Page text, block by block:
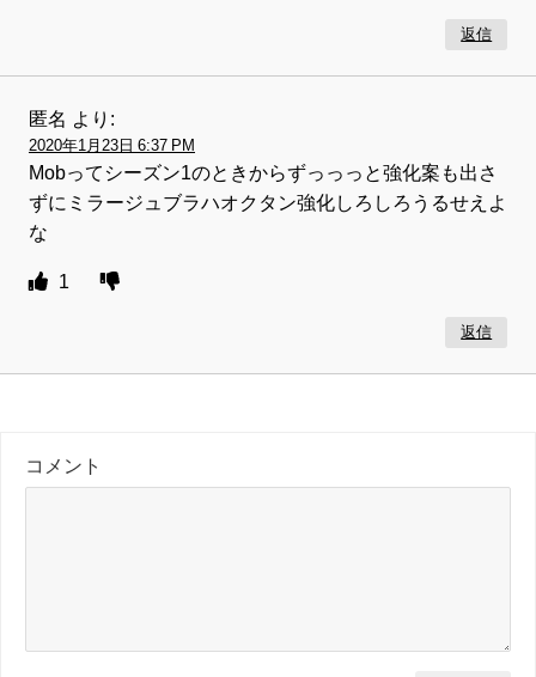
返信
匿名 より:
2020年1月23日 6:37 PM
Mobってシーズン1のときからずっっっと強化案も出さ
ずにミラージュブラハオクタン強化しろしろうるせえよ
な
1
返信
コメント